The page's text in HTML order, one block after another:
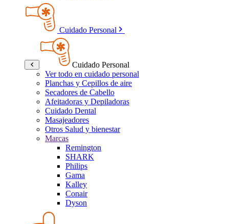
Cuidado Personal
Cuidado Personal
Ver todo en cuidado personal
Planchas y Cepillos de aire
Secadores de Cabello
Afeitadoras y Depiladoras
Cuidado Dental
Masajeadores
Otros Salud y bienestar
Marcas
Remington
SHARK
Philips
Gama
Kalley
Conair
Dyson